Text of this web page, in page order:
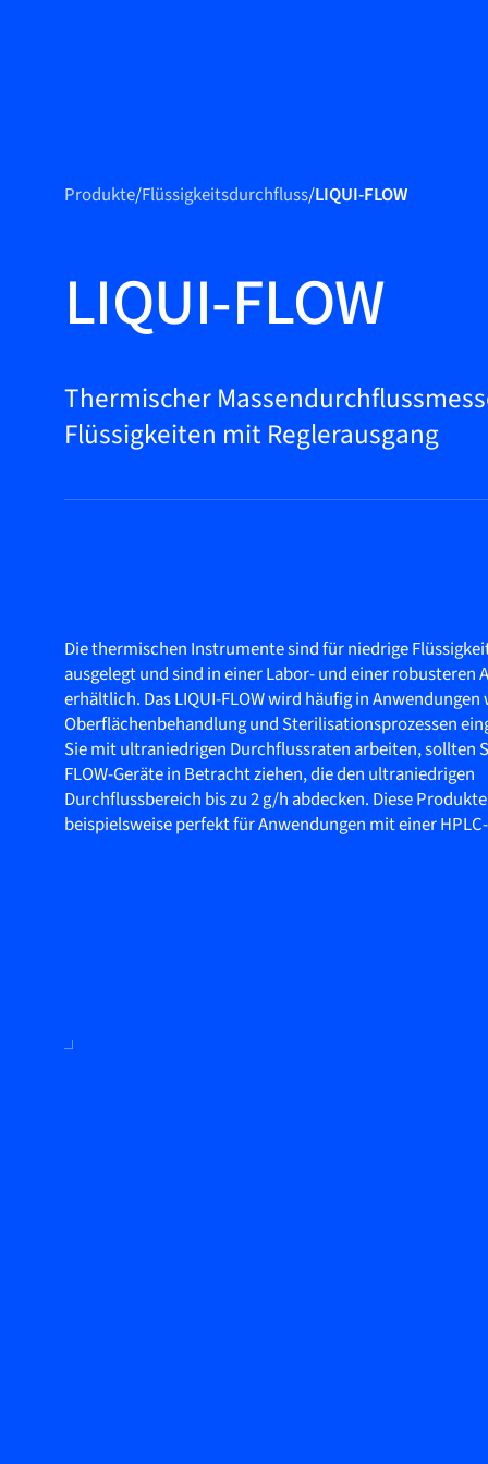
Produkte
Service &
Support
Flow Academy
Bronkhorst
Kontakt aufnehmen
Produkte/Flüssigkeitsdurchfluss/LIQUI-FLOW
LIQUI-FLOW
Thermischer
Flüssigkeiten mit Reglerausgang
Die thermischen Instrumente sind für niedrige
ausgelegt und sind in einer Labor- und einer robusteren
erhältlich. Das LIQUI-FLOW wird häufig in Anwendungen
Oberflächenbehandlung und Sterilisationsprozessen
Sie mit ultraniedrigen Durchflussraten arbeiten, sollten
FLOW-Geräte in Betracht ziehen, die den ultraniedrigen
Durchflussbereich bis zu 2 g/h abdecken. Diese
beispielsweise perfekt für Anwendungen mit einer